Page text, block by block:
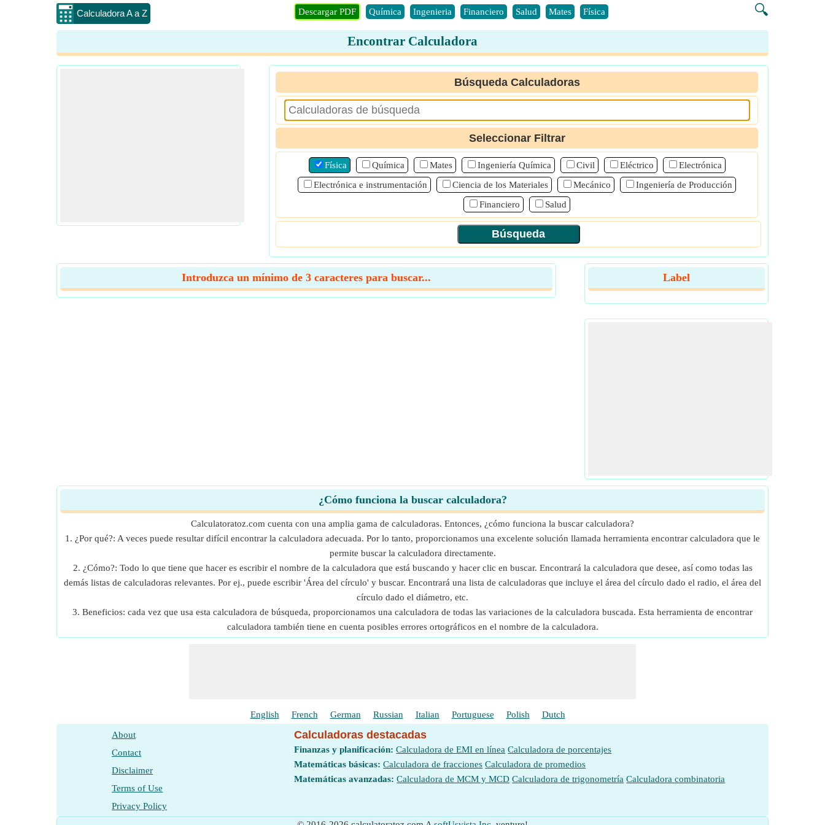
Calculadora A a Z 🔍
Descargar PDF Química Ingenieria Financiero Salud Mates Física
Encontrar Calculadora
Búsqueda Calculadoras
Seleccionar Filtrar
Física Química Mates Ingeniería Química Civil Eléctrico
Electrónica
Electrónica e instrumentación
Ciencia de los Materiales Mecánico
Ingeniería de Producción
Financiero
Salud
Introduzca un mínimo de 3 caracteres para buscar... Label
¿Cómo funciona la buscar calculadora?
Calculatoratoz.com cuenta con una amplia gama de calculadoras. Entonces, ¿cómo funciona la buscar calculadora?
1. ¿Por qué?: A veces puede resultar difícil encontrar la calculadora adecuada. Por lo tanto, proporcionamos una excelente solución llamada herramienta encontrar calculadora que le
permite buscar la calculadora directamente.
2. ¿Cómo?: Todo lo que tiene que hacer es escribir el nombre de la calculadora que está buscando y hacer clic en buscar. Encontrará la calculadora que desee, así como todas las
demás listas de calculadoras relevantes. Por ej., puede escribir 'Área del círculo' y buscar. Encontrará una lista de calculadoras que incluye el área del círculo dado el radio, el área del
círculo dado el diámetro, etc.
3. Beneficios: cada vez que usa esta calculadora de búsqueda, proporcionamos una calculadora de todas las variaciones de la calculadora buscada. Esta herramienta de encontrar
calculadora también tiene en cuenta posibles errores ortográficos en el nombre de la calculadora.
English French German Russian Italian Portuguese Polish Dutch
About
Contact
Disclaimer
Terms of Use
Privacy Policy
Calculadoras destacadas
Finanzas y planificación: Calculadora de EMI en línea Calculadora de porcentajes
Matemáticas básicas: Calculadora de fracciones Calculadora de promedios
Matemáticas avanzadas: Calculadora de MCM y MCD Calculadora de trigonometría Calculadora combinatoria